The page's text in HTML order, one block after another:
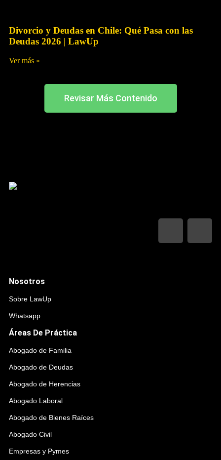
Divorcio y Deudas en Chile: Qué Pasa con las
Deudas 2026 | LawUp
Ver más »
Revisar Más Contenido
Nosotros
Sobre LawUp
Whatsapp
Áreas De Práctica
Abogado de Familia
Abogado de Deudas
Abogado de Herencias
Abogado Laboral
Abogado de Bienes Raíces
Abogado Civil
Empresas y Pymes